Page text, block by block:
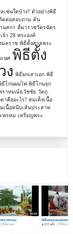
เช่นใดบ้าง? ตัวอย่างพิธี
ดต่อสอบถาม ต้น
นสกา ที่มาราชวัตรฉัตร
จ้า 28 พระองค์
มลราช พิธีตั้งศาลพระ
นศ พิธีตั้ง
ง พิธียกเสาเอก พิธี
ธีโกนผมไฟ-พิธีโกนจุก
ราหมณ์ธวัชชัย วัตถุ
าคืออะไร? สมเด็จเนื้อ
เนื้อหนีบเส้นประสาท
พรหม เหรียญพระ